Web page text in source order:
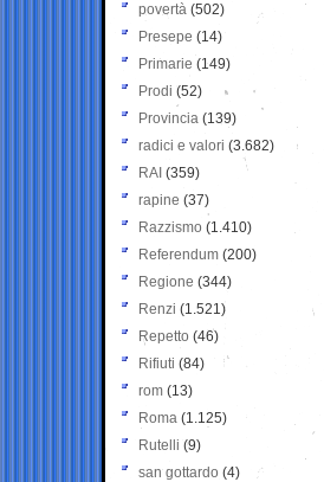
povertà (502)
Presepe (14)
Primarie (149)
Prodi (52)
Provincia (139)
radici e valori (3.682)
RAI (359)
rapine (37)
Razzismo (1.410)
Referendum (200)
Regione (344)
Renzi (1.521)
Repetto (46)
Rifiuti (84)
rom (13)
Roma (1.125)
Rutelli (9)
san gottardo (4)